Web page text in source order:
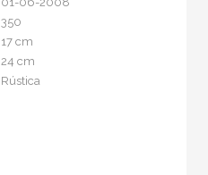
350
17 cm
24 cm
Rústica